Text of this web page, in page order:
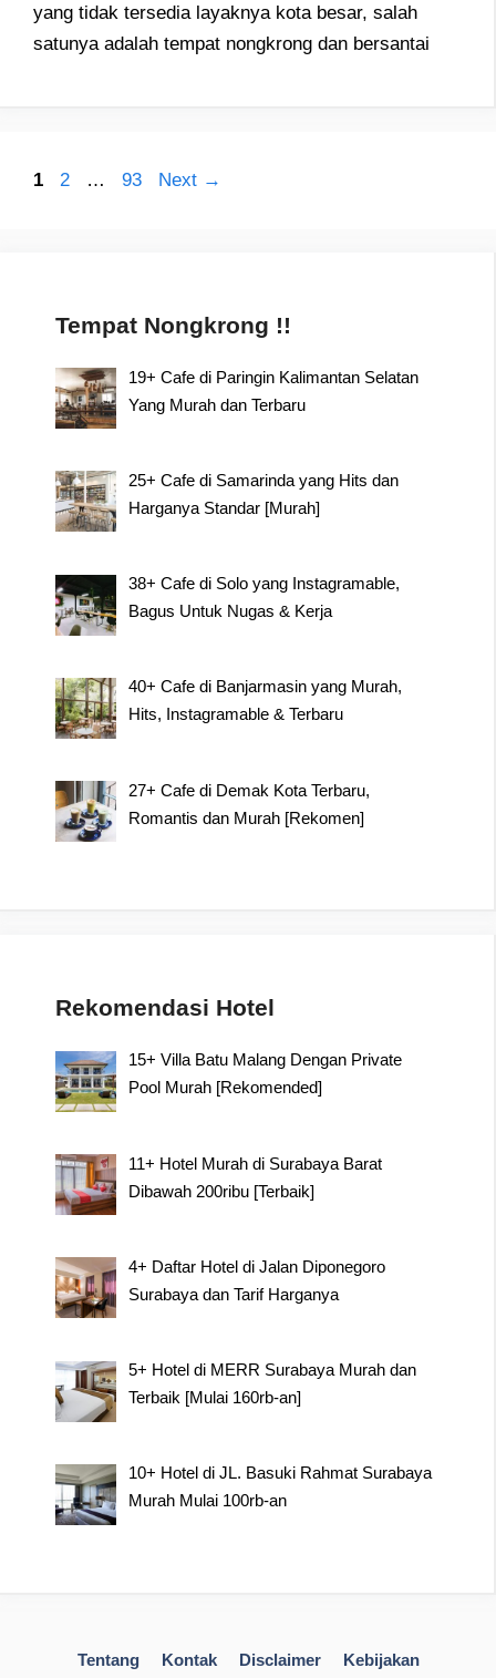
yang tidak tersedia layaknya kota besar, salah
satunya adalah tempat nongkrong dan bersantai
Post
Page
1 Page
2 … Page
93 Next →
Tempat Nongkrong !!
19+ Cafe di Paringin Kalimantan Selatan
Yang Murah dan Terbaru
25+ Cafe di Samarinda yang Hits dan
Harganya Standar [Murah]
38+ Cafe di Solo yang Instagramable,
Bagus Untuk Nugas & Kerja
40+ Cafe di Banjarmasin yang Murah,
Hits, Instagramable & Terbaru
27+ Cafe di Demak Kota Terbaru,
Romantis dan Murah [Rekomen]
Rekomendasi Hotel
15+ Villa Batu Malang Dengan Private
Pool Murah [Rekomended]
11+ Hotel Murah di Surabaya Barat
Dibawah 200ribu [Terbaik]
4+ Daftar Hotel di Jalan Diponegoro
Surabaya dan Tarif Harganya
5+ Hotel di MERR Surabaya Murah dan
Terbaik [Mulai 160rb-an]
10+ Hotel di JL. Basuki Rahmat Surabaya
Murah Mulai 100rb-an
Tentang Kontak Disclaimer Kebijakan